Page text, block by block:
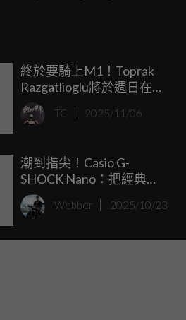
終於要騎上M1！Toprak
Razgatlioglu將於週日在
Aragon測試YAMAHA
MotoGP賽車！
TC 2025/11/06
潮到指尖！Casio G-
SHOCK Nano：把經典
5600 戴在手指上
Webber 2025/10/23